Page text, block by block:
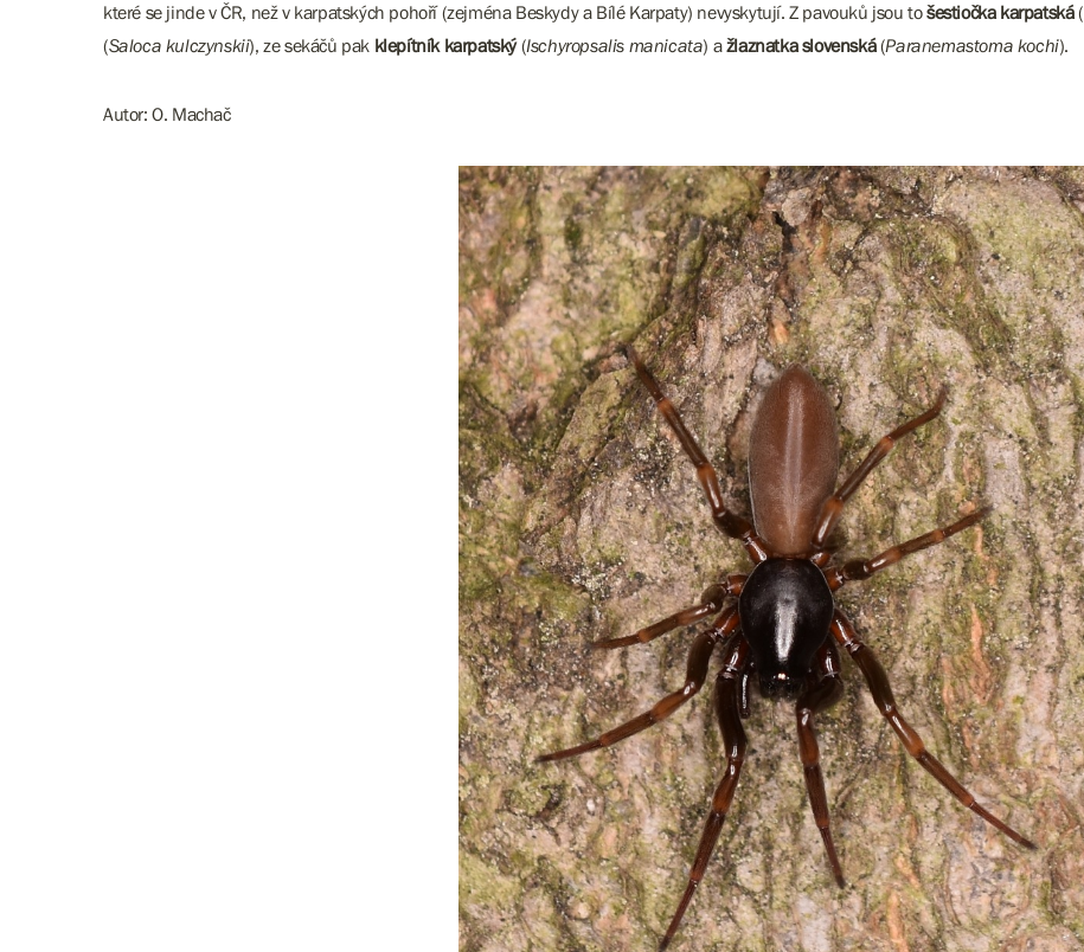
které se jinde v ČR, než v karpatských pohoří (zejména Beskydy a Bílé Karpaty) nevyskytují. Z pavouků jsou tošestiočka karpatská(
(Saloca kulczynskii), ze sekáčů pak klepítník karpatský(Ischyropsalis manicata) ažlaznatka slovenská(Paranemastoma kochi).
Autor: O. Machač